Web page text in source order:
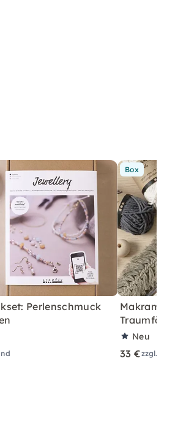
Perlenschmuck
Box
Makramee
Neu
33 €zzgl.